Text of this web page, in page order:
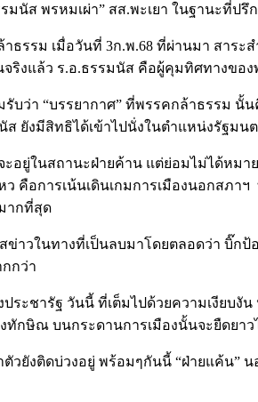
มนัส พรหมเผ่า” สส.พะเยา ในฐานะที่
ธรรม เมื่อวันที่ 3ก.พ.68 ที่ผ่านมา สาร
จริงแล้ว ร.อ.ธรรมนัส คือผู้คุมทิศทางของ
บว่า “บรรยากาศ” ที่พรรคกล้าธรรม
ส ยังมีสิทธิได้เข้าไปนั่งในตำแหน่งรัฐม
อยู่ในสถานะฝ่ายค้าน แต่ย่อมไม่ได้หมา
ว คือการเน้นเดินเกมการเมืองนอกสภ
ากที่สุด
าวในทางที่เป็นลบมาโดยตลอดว่า บิ๊กป้
กกว่า
ระชารัฐ วันนี้ ที่เต็มไปด้วยความเงียบ
ทักษิณ บนกระดานการเมืองนั้นจะยืดยาว
วยังติดบ่วงอยู่ พร้อมๆกันนี้ “ฝ่ายแค้น”